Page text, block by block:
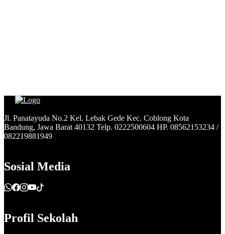
Jl. Panatayuda No.2 Kel. Lebak Gede Kec. Coblong Kota
Bandung, Jawa Barat 40132 Telp. 0222500604 HP. 08562153234 /
082219881949
Sosial Media
Profil Sekolah